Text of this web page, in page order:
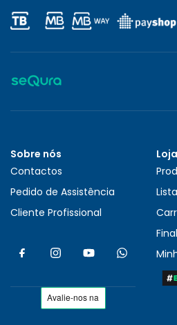
Sobre nós
Contactos
Pedido de Assistência
Cliente Profissional
Loja